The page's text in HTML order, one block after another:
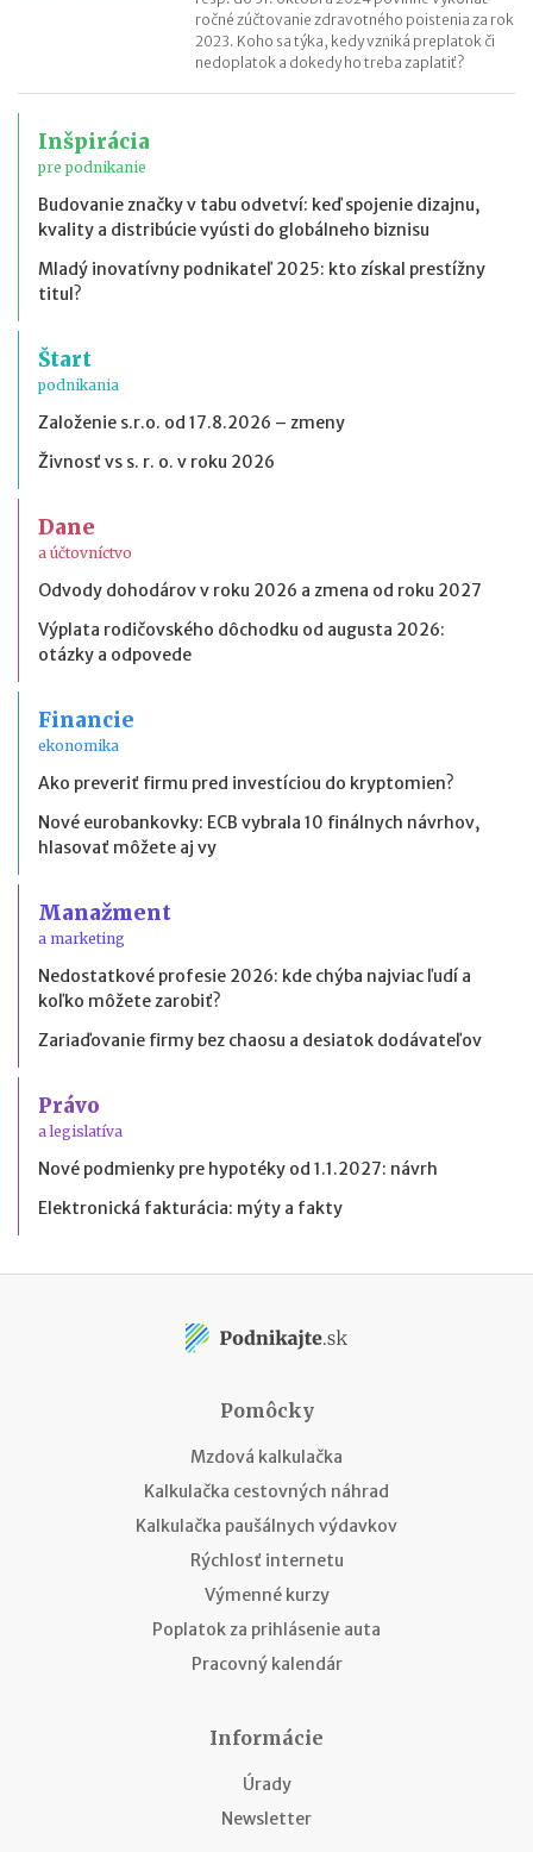
ročné zúčtovanie zdravotného poistenia za rok
2023. Koho sa týka, kedy vzniká preplatok či
nedoplatok a dokedy ho treba zaplatiť?
Inšpirácia
pre podnikanie
Budovanie značky v tabu odvetví: keď spojenie dizajnu,
kvality a distribúcie vyústi do globálneho biznisu
Mladý inovatívny podnikateľ 2025: kto získal prestížny
titul?
Štart
podnikania
Založenie s.r.o. od 17.8.2026 – zmeny
Živnosť vs s. r. o. v roku 2026
Dane
a účtovníctvo
Odvody dohodárov v roku 2026 a zmena od roku 2027
Výplata rodičovského dôchodku od augusta 2026:
otázky a odpovede
Financie
ekonomika
Ako preveriť firmu pred investíciou do kryptomien?
Nové eurobankovky: ECB vybrala 10 finálnych návrhov,
hlasovať môžete aj vy
Manažment
a marketing
Nedostatkové profesie 2026: kde chýba najviac ľudí a
koľko môžete zarobiť?
Zariaďovanie firmy bez chaosu a desiatok dodávateľov
Právo
a legislatíva
Nové podmienky pre hypotéky od 1.1.2027: návrh
Elektronická fakturácia: mýty a fakty
Pomôcky
Mzdová kalkulačka
Kalkulačka cestovných náhrad
Kalkulačka paušálnych výdavkov
Rýchlosť internetu
Výmenné kurzy
Poplatok za prihlásenie auta
Pracovný kalendár
Informácie
Úrady
Newsletter